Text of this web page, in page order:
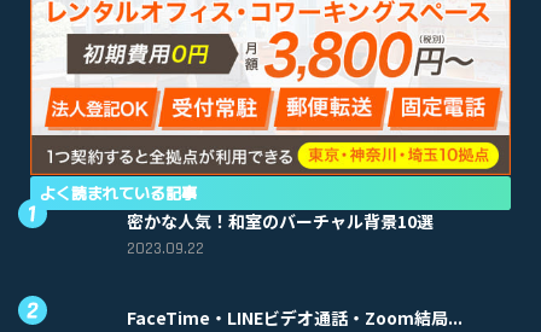
よく読まれている記事
密かな人気！和室のバーチャル背景10選
2023.09.22
FaceTime・LINEビデオ通話・Zoom結局...